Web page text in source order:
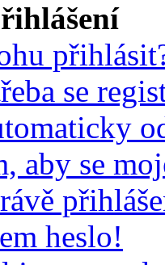
se
aby se
heslo!